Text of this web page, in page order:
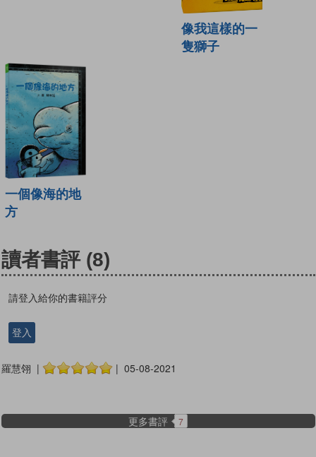
像我這樣的一
隻獅子
一個像海的地
方
讀者書評 (8)
請登入給你的書籍評分
登入
羅慧翎 | | 05-08-2021
更多書評 7